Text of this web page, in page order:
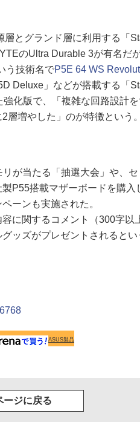
とグランド層に利用する「
のUltra Durable 3が有名だ
う技術名でP5E 64 WS
Deluxe」などが搭載する「
化版で、「複雑な回路設計
層増やした」のが特徴という。
が当たる「抽選大会」や、セ
P55搭載マザーボードを購入
ーンも実施された。
に関するコメント（300字以
ッズがプレゼントされると
ASUS製品
ージに戻る